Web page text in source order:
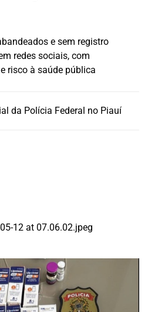
e sem registro
redes sociais, com
risco à saúde pública
da Polícia Federal no Piauí